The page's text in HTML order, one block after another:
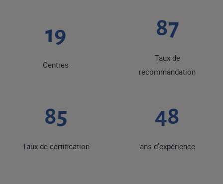
20
Centres
92
Taux de
recommandation
90
Taux de certification
50
ans d'expérience